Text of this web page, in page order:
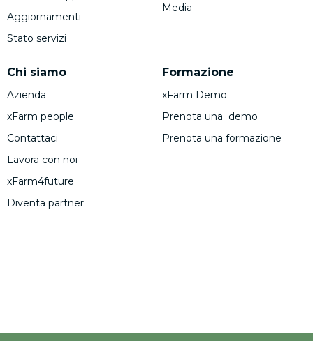
Aggiornamenti
Stato servizi
Chi siamo
Azienda
xFarm people
Contattaci
Lavora con noi
xFarm4future
Diventa partner
Media
Formazione
xFarm Demo
Prenota una demo
Prenota una formazione